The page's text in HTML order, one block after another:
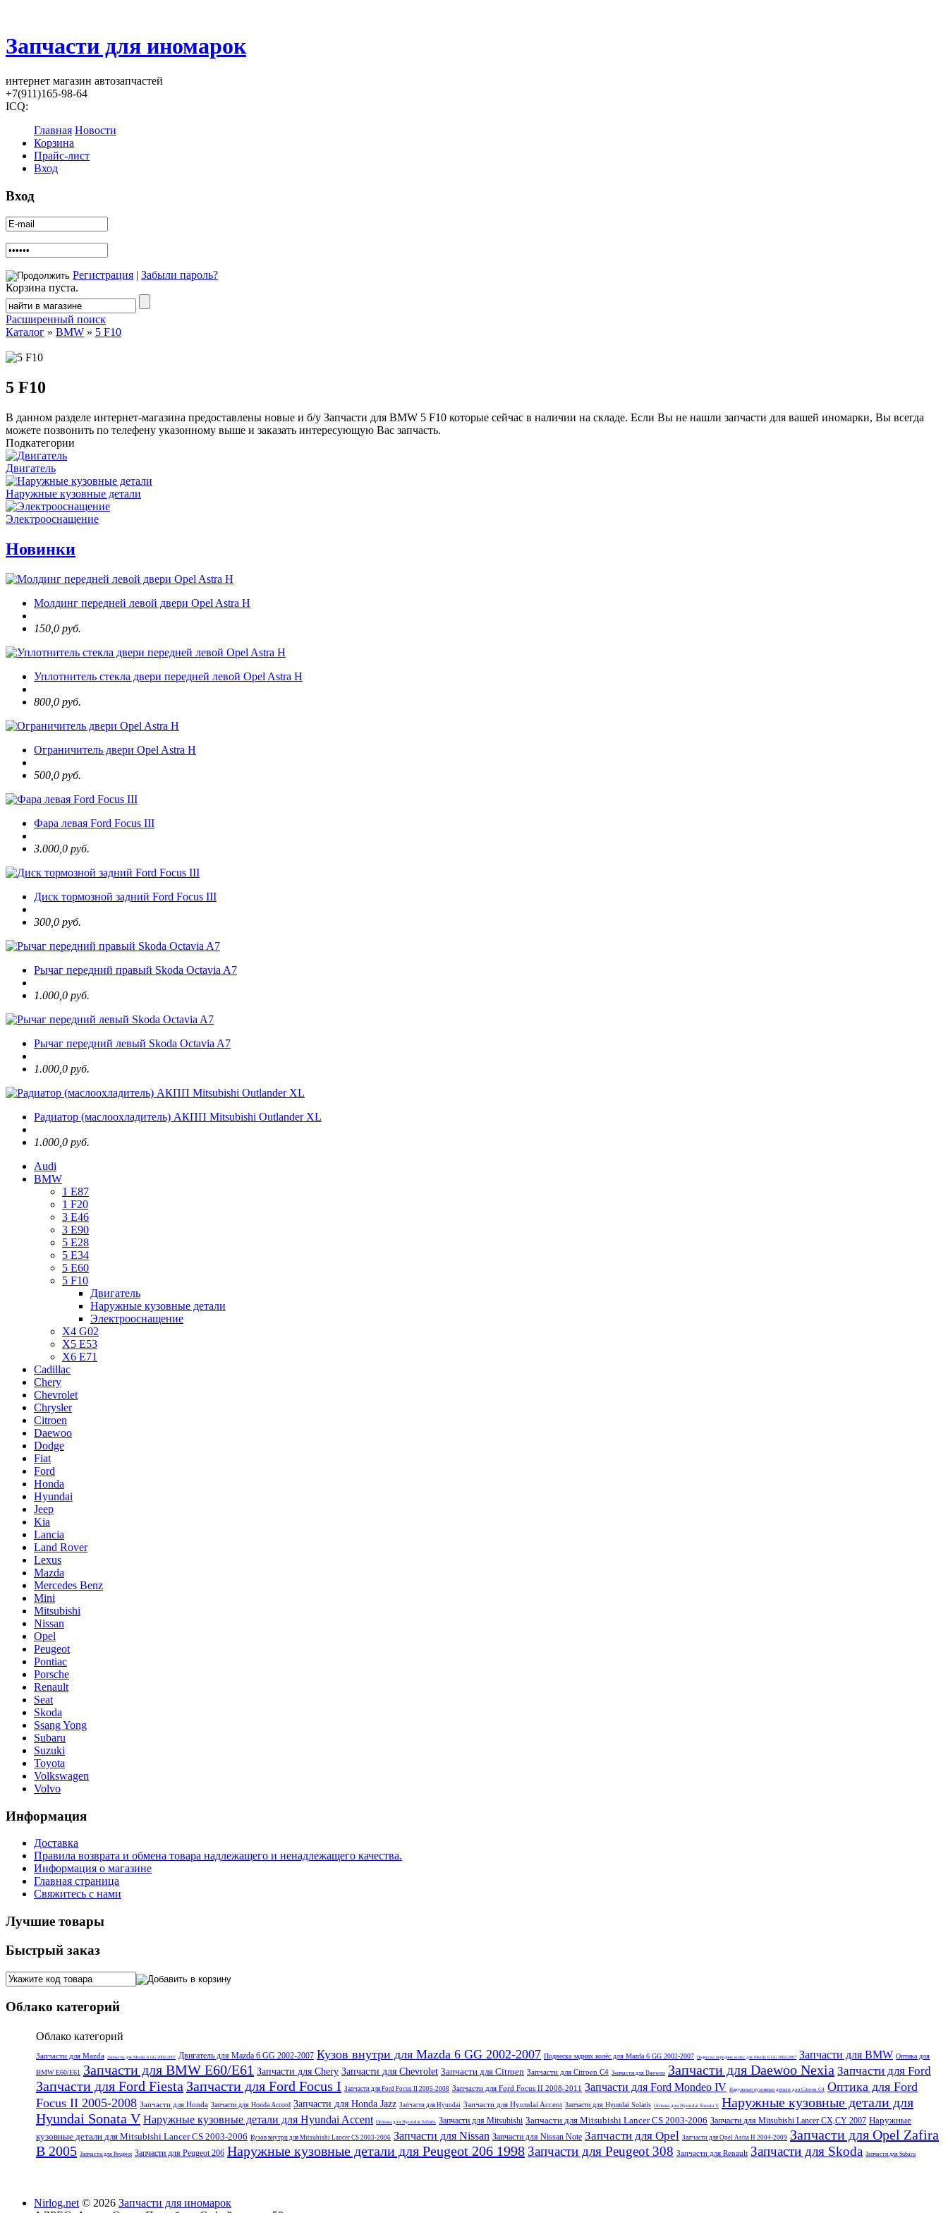
Запчасти для иномарок
интернет магазин автозапчастей
+7(911)165-98-64
ICQ:
Главная Новости
Корзина
Прайс-лист
Вход
Вход
Регистрация | Забыли пароль?
Корзина пуста.
Расширенный поиск
Каталог » BMW » 5 F10
5 F10
В данном разделе интернет-магазина предоставлены новые и б/у Запчасти для BMW 5 F10 которые сейчас в наличии на складе. Если Вы не нашли запчасти для вашей иномарки, Вы всегда
можете позвонить по телефену указонному выше и заказать интересующую Вас запчасть.
Подкатегории
Двигатель
Наружные кузовные детали
Электрооснащение
Новинки
Молдинг передней левой двери Opel Astra H
150,0 руб.
Уплотнитель стекла двери передней левой Opel Astra H
800,0 руб.
Ограничитель двери Opel Astra H
500,0 руб.
Фара левая Ford Focus III
3.000,0 руб.
Диск тормозной задний Ford Focus III
300,0 руб.
Рычаг передний правый Skoda Octavia A7
1.000,0 руб.
Рычаг передний левый Skoda Octavia A7
1.000,0 руб.
Радиатор (маслоохладитель) АКПП Mitsubishi Outlander XL
1.000,0 руб.
Audi
BMW
1 E87
1 F20
3 E46
3 E90
5 E28
5 E34
5 E60
5 F10
Двигатель
Наружные кузовные детали
Электрооснащение
X4 G02
X5 E53
X6 E71
Cadillac
Chery
Chevrolet
Chrysler
Citroen
Daewoo
Dodge
Fiat
Ford
Honda
Hyundai
Jeep
Kia
Lancia
Land Rover
Lexus
Mazda
Mercedes Benz
Mini
Mitsubishi
Nissan
Opel
Peugeot
Pontiac
Porsche
Renault
Seat
Skoda
Ssang Yong
Subaru
Suzuki
Toyota
Volkswagen
Volvo
Информация
Доставка
Правила возврата и обмена товара надлежащего и ненадлежащего качества.
Информация о магазине
Главная страница
Свяжитесь с нами
Лучшие товары
Быстрый заказ
Облако категорий
Облако категорий
Запчасти для Mazda Запчасти для Mazda 6 GG 2002-2007 Двигатель для Mazda 6 GG 2002-2007 Кузов внутри для Mazda 6 GG 2002-2007 Подвеска задних колёс для Mazda 6 GG 2002-2007 Подвеска передних колёс для Mazda 6 GG 2002-2007 Запчасти для BMW Оптика для
BMW E60/E61 Запчасти для BMW E60/E61 Запчасти для Chery Запчасти для Chevrolet Запчасти для Citroen Запчасти для Citroen C4 Запчасти для Daewoo Запчасти для Daewoo Nexia Запчасти для Ford
Запчасти для Ford Fiesta Запчасти для Ford Focus I Запчасти для Ford Focus II 2005-2008 Запчасти для Ford Focus II 2008-2011 Запчасти для Ford Mondeo IV Наружные кузовные детали для Citroen C4 Оптика для Ford
Focus II 2005-2008 Запчасти для Honda Запчасти для Honda Accord Запчасти для Honda Jazz Запчасти для Hyundai Запчасти для Hyundai Accent Запчасти для Hyundai Solaris Оптика для Hyundai Sonata V Наружные кузовные детали для
Hyundai Sonata V Наружные кузовные детали для Hyundai Accent Оптика для Hyundai Solaris Запчасти для Mitsubishi Запчасти для Mitsubishi Lancer CS 2003-2006 Запчасти для Mitsubishi Lancer CX,CY 2007 Наружные
кузовные детали для Mitsubishi Lancer CS 2003-2006 Кузов внутри для Mitsubishi Lancer CS 2003-2006 Запчасти для Nissan Запчасти для Nissan Note Запчасти для Opel Запчасти для Opel Astra H 2004-2009 Запчасти для Opel Zafira
B 2005 Запчасти для Peugeot Запчасти для Peugeot 206 Наружные кузовные детали для Peugeot 206 1998 Запчасти для Peugeot 308 Запчасти для Renault Запчасти для Skoda Запчасти для Subaru
Nirlog.net © 2026 Запчасти для иномарок